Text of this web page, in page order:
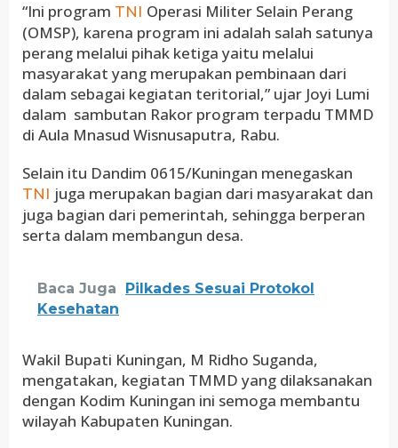
“Ini program TNI Operasi Militer Selain Perang
(OMSP), karena program ini adalah salah satunya
perang melalui pihak ketiga yaitu melalui
masyarakat yang merupakan pembinaan dari
dalam sebagai kegiatan teritorial,” ujar Joyi Lumi
dalam sambutan Rakor program terpadu TMMD
di Aula Mnasud Wisnusaputra, Rabu.
Selain itu Dandim 0615/Kuningan menegaskan
TNI juga merupakan bagian dari masyarakat dan
juga bagian dari pemerintah, sehingga berperan
serta dalam membangun desa.
Baca Juga
Pilkades Sesuai Protokol
Kesehatan
Wakil Bupati Kuningan, M Ridho Suganda,
mengatakan, kegiatan TMMD yang dilaksanakan
dengan Kodim Kuningan ini semoga membantu
wilayah Kabupaten Kuningan.